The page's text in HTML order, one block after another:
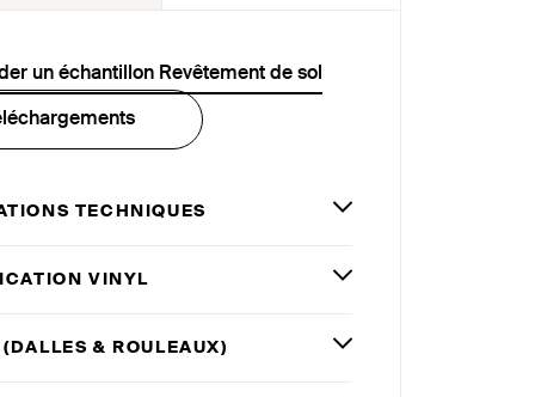
un échantillon Revêtement de sol
TECHNIQUES
VINYL
(DALLES& ROULEAUX)